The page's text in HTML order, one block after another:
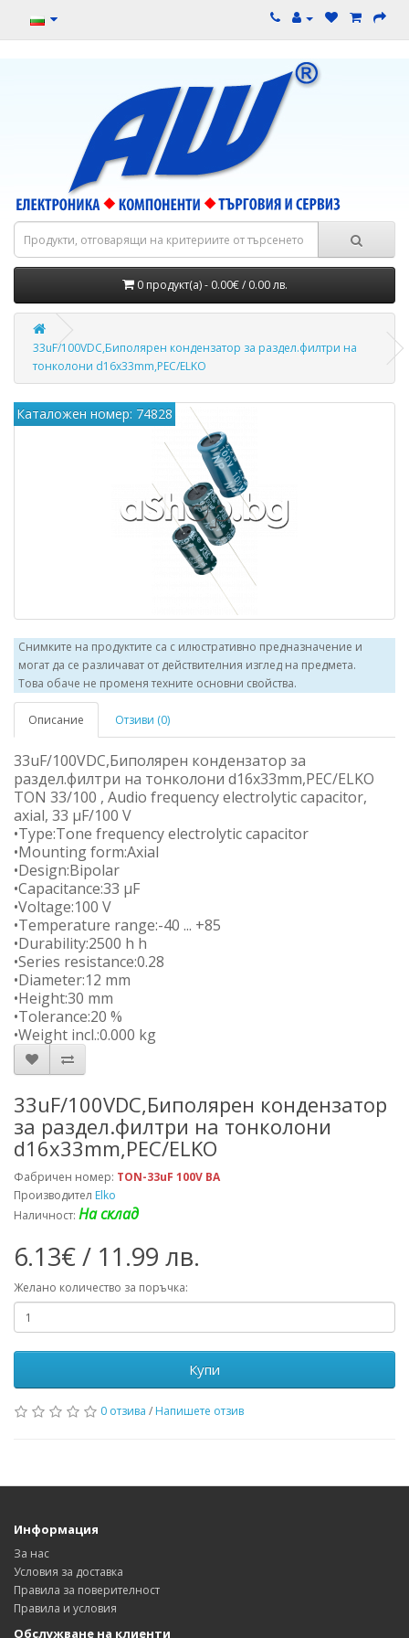
0 продукт(а) - 0.00€ / 0.00 лв.
33uF/100VDC,Биполярен кондензатор за раздел.филтри на
тонколони d16x33mm,PEC/ELKO
Каталожен номер: 74828
Снимките на продуктите са с илюстративно предназначение и
могат да се различават от действителния изглед на предмета.
Това обаче не променя техните основни свойства.
Описание Отзиви (0)
33uF/100VDC,Биполярен кондензатор за
раздел.филтри на тонколони d16x33mm,PEC/ELKO
TON 33/100 , Audio frequency electrolytic capacitor,
axial, 33 µF/100 V
•Type:Tone frequency electrolytic capacitor
•Mounting form:Axial
•Design:Bipolar
•Capacitance:33 µF
•Voltage:100 V
•Temperature range:-40 ... +85
•Durability:2500 h h
•Series resistance:0.28
•Diameter:12 mm
•Height:30 mm
•Tolerance:20 %
•Weight incl.:0.000 kg
33uF/100VDC,Биполярен кондензатор
за раздел.филтри на тонколони
d16x33mm,PEC/ELKO
Фабричен номер: TON-33uF 100V BA
Производител Elko
Наличност: На склад
6.13€ / 11.99 лв.
Желано количество за поръчка:
Купи
0 отзива / Напишете отзив
Информация
За нас
Условия за доставка
Правила за поверителност
Правила и условия
Обслужване на клиенти